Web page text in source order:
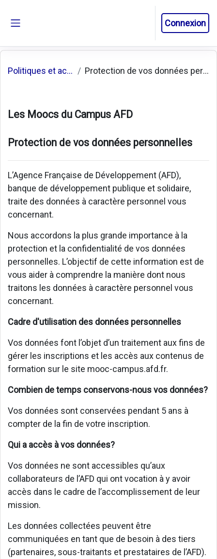
Connexion
Politiques et accords Protection de vos données personnelles
Les Moocs du Campus AFD
Protection de vos données personnelles
L’Agence Française de Développement (AFD),
banque de développement publique et solidaire,
traite des données à caractère personnel vous
concernant.
Nous accordons la plus grande importance à la
protection et la confidentialité de vos données
personnelles. L’objectif de cette information est de
vous aider à comprendre la manière dont nous
traitons les données à caractère personnel vous
concernant.
Cadre d'utilisation des données personnelles
Vos données font l’objet d’un traitement aux fins de
gérer les inscriptions et les accès aux contenus de
formation sur le site mooc-campus.afd.fr.
Combien de temps conservons-nous vos données?
Vos données sont conservées pendant 5 ans à
compter de la fin de votre inscription.
Qui a accès à vos données?
Vos données ne sont accessibles qu’aux
collaborateurs de l’AFD qui ont vocation à y avoir
accès dans le cadre de l’accomplissement de leur
mission.
Les données collectées peuvent être
communiquées en tant que de besoin à des tiers
(partenaires, sous-traitants et prestataires de l’AFD).